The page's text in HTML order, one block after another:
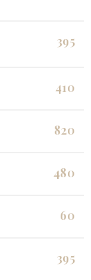
395
410
820
480
60
395